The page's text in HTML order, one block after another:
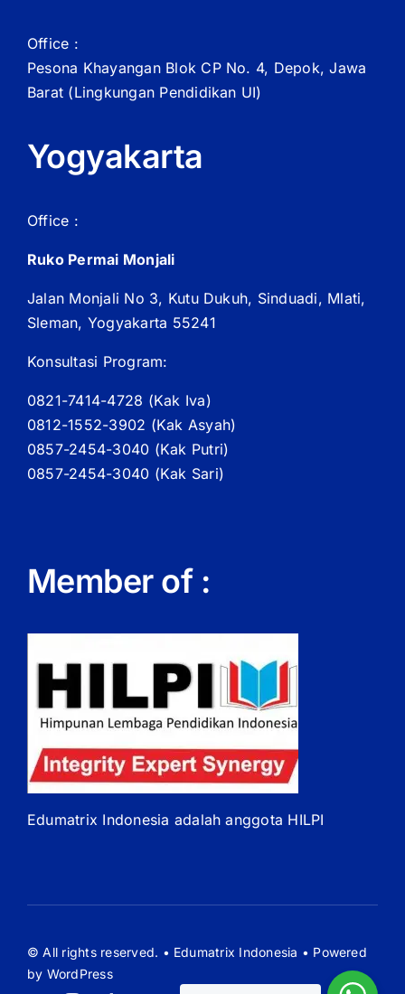
Office :
Pesona Khayangan Blok CP No. 4, Depok, Jawa
Barat (Lingkungan Pendidikan UI)
Yogyakarta
Office :
Ruko Permai Monjali
Jalan Monjali No 3, Kutu Dukuh, Sinduadi, Mlati,
Sleman, Yogyakarta 55241
Konsultasi Program:
0821-7414-4728 (Kak Iva)
0812-1552-3902 (Kak Asyah)
0857-2454-3040 (Kak Putri)
0857-2454-3040 (Kak Sari)
Member of :
Edumatrix Indonesia adalah anggota HILPI
© All rights reserved. • Edumatrix Indonesia • Powered
by WordPress